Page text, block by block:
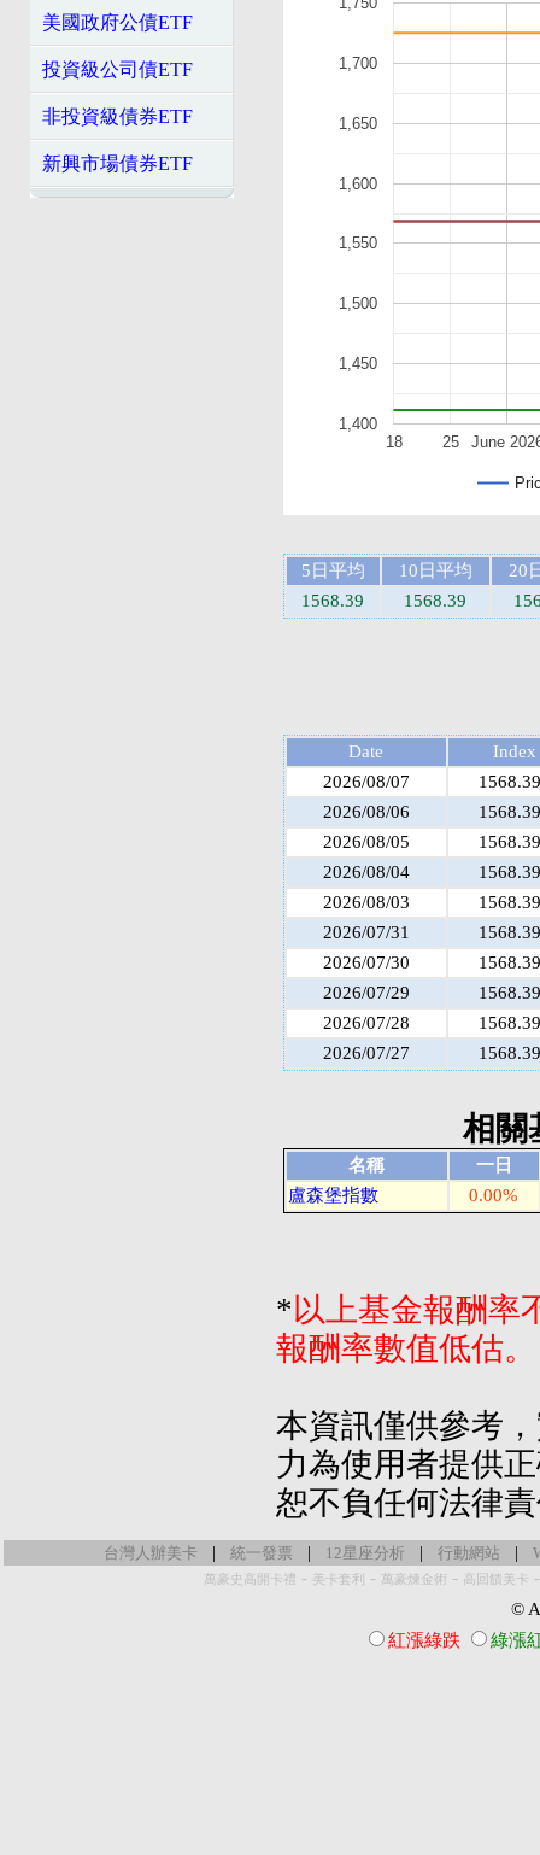
美國政府公債ETF
投資級公司債ETF
非投資級債券ETF
新興市場債券ETF
June
18 25
1,400
1,450
1,500
1,550
1,600
1,650
1,700
5日平均 10日平均
20
1568.39
1568.39
Date
Index
2026/08/07
2026/08/06
2026/08/05
2026/08/04
2026/08/03
2026/07/31
2026/07/30
2026/07/29
2026/07/28
2026/07/27
相關
名稱
一日
盧森堡指數
0.00%
* 以上基金報酬率
報酬率數值低估。
本資訊僅供參考
力為使用者提供
恕不負任何法律
台灣人辦美卡 | 統一發票 | 12星座分析 | 行動網站 |
萬豪史高開卡禮 - 美卡套利 - 萬豪煉金術 - 高回饋美卡
©
紅漲綠跌
綠漲